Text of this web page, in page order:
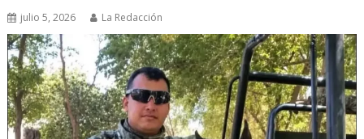
julio 5, 2026 La Redacción